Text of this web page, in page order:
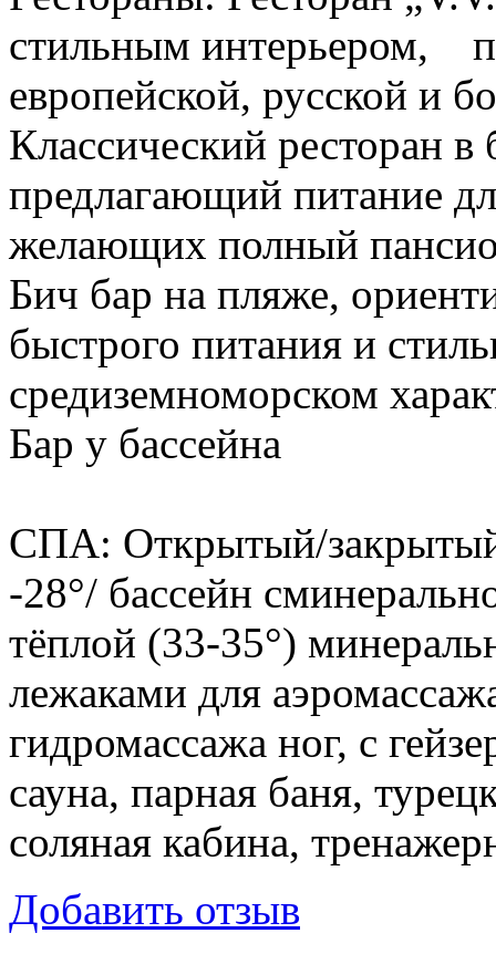
стильным интерьером,
европейской, русской и
Классический ресторан
предлагающий питание
желающих полный
Бич бар на пляже,
быстрого питания и
средиземноморском
Бар у бассейна
СПА: Открытый/
-28°/ бассейн
тёплой (33-35°)
лежаками для
гидромассажа ног, с
сауна, парная баня,
соляная кабина,
Добавить отзыв